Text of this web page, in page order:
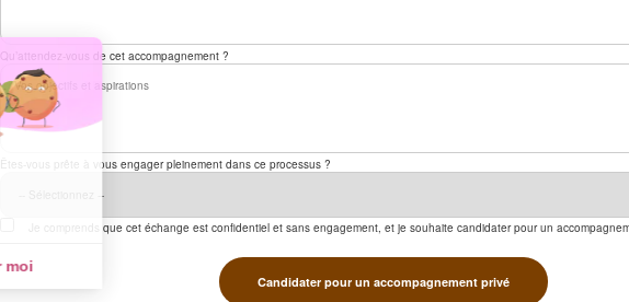
Qu’attendez-vous de cet accompagnement ?
Êtes-vous prête à vous engager pleinement dans ce processus ?
Je comprends que cet échange est confidentiel et sans engagement, et je souhaite candidater pour un
Candidater pour un accompagnement privé